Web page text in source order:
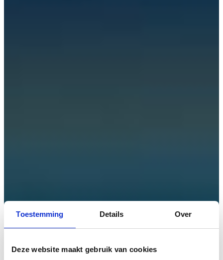
Toestemming Details Over
Deze website maakt gebruik van cookies